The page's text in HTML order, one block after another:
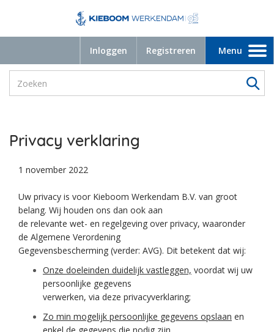
Inloggen Registreren
Toggle
navigation
Menu
Privacy verklaring
1 november 2022
Uw privacy is voor Kieboom Werkendam B.V. van groot
belang. Wij houden ons dan ook aan
de relevante wet- en regelgeving over privacy, waaronder
de Algemene Verordening
Gegevensbescherming (verder: AVG). Dit betekent dat wij:
Onze doeleinden duidelijk vastleggen, voordat wij uw
persoonlijke gegevens
verwerken, via deze privacyverklaring;
Zo min mogelijk persoonlijke gegevens opslaan en